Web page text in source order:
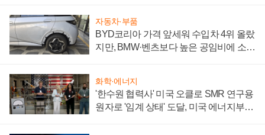
자동차·부품
BYD코리아 가격 앞세워 수입차 4위 올랐
지만, BMW·벤츠보다 높은 공임비에 소비
화학·에너지
'한수원 협력사' 미국 오클로 SMR 연구용
원자로 '임계 상태' 도달, 미국 에너지부